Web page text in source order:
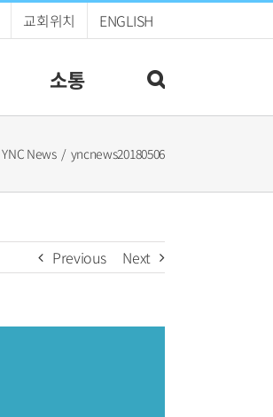
교회위치 ENGLISH
소통
YNC News yncnews20180506
Previous Next